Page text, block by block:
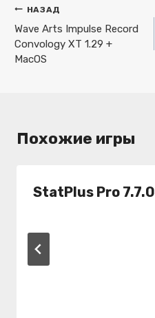
Навигация
по
записям
НАЗАД
Wave Arts Impulse Record
Convology XT 1.29 +
MacOS
Похожие игры
StatPlus Pro 7.7.0